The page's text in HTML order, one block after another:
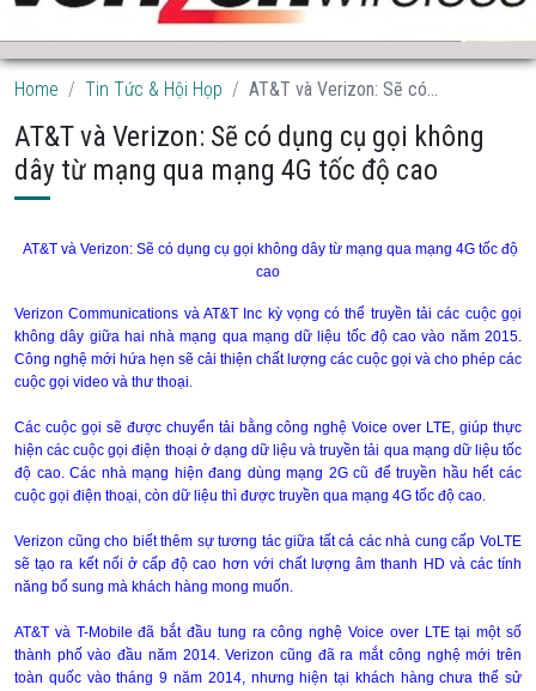
Home Tin Tức & Hội Họp AT&T và Verizon: Sẽ có...
AT&T và Verizon: Sẽ có dụng cụ gọi không
dây từ mạng qua mạng 4G tốc độ cao
AT&T và Verizon: Sẽ có dụng cụ gọi không dây từ mạng qua mạng 4G tốc độ
cao
Verizon Communications và AT&T Inc kỳ vọng có thể truyền tải các cuộc gọi
không dây giữa hai nhà mạng qua mạng dữ liệu tốc độ cao vào năm 2015.
Công nghệ mới hứa hẹn sẽ cải thiện chất lượng các cuộc gọi và cho phép các
cuộc gọi video và thư thoại.
Các cuộc gọi sẽ được chuyển tải bằng công nghệVoice over LTE, giúp thực
hiện các cuộc gọi điện thoại ở dạng dữ liệu và truyền tải qua mạng dữ liệu tốc
độ cao. Các nhà mạng hiện đang dùng mạng 2G cũ để truyền hầu hết các
cuộc gọi điện thoại, còn dữ liệu thì được truyền qua mạng 4G tốc độ cao.
Verizon cũng cho biết thêm sự tương tác giữa tất cả các nhà cung cấp VoLTE
sẽ tạo ra kết nối ở cấp độ cao hơn với chất lượng âm thanh HD và các tính
năng bổ sung mà khách hàng mong muốn.
AT&T và T-Mobile đã bắt đầu tung ra công nghệ Voice over LTE tại một số
thành phố vào đầu năm 2014. Verizon cũng đã ra mắt công nghệ mới trên
toàn quốc vào tháng 9 năm 2014, nhưng hiện tại khách hàng chưa thể sử